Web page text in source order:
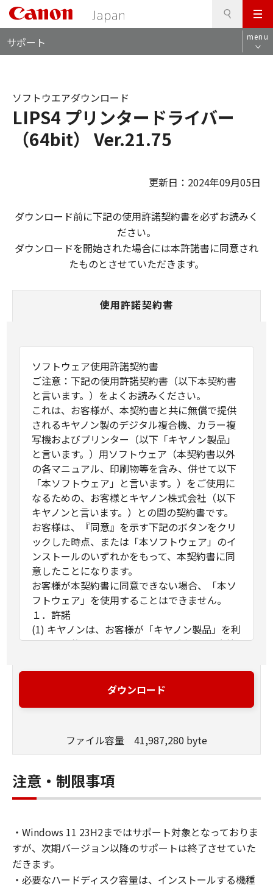
メ
ニ
ュ
サポート menu
LIPS4 プリンタードライバー
（64bit） Ver.21.75
ソフトウエアダウンロード
更新日：2024年09月05日
ダウンロード前に下記の使用許諾契約書を必ずお読みく
ださい。
ダウンロードを開始された場合には本許諾書に同意され
たものとさせていただきます。
使用許諾契約書
ソフトウェア使用許諾契約書
ご注意：下記の使用許諾契約書（以下本契約書
と言います。）をよくお読みください。
これは、お客様が、本契約書と共に無償で提供
されるキヤノン製のデジタル複合機、カラー複
写機およびプリンター（以下「キヤノン製品」
と言います。）用ソフトウェア（本契約書以外
の各マニュアル、印刷物等を含み、併せて以下
「本ソフトウェア」と言います。）をご使用に
なるための、お客様とキヤノン株式会社（以下
キヤノンと言います。）との間の契約書です。
お客様は、『同意』を示す下記のボタンをクリ
ックした時点、または「本ソフトウェア」のイ
ンストールのいずれかをもって、本契約書に同
意したことになります。
お客様が本契約書に同意できない場合、「本ソ
フトウェア」を使用することはできません。
１．許諾
(1) キヤノンは、お客様が「キヤノン製品」を利
用する目的のために、「キヤノン製品」に直接
ンピューター（以下「指定機器」と言いま
す。）において、「本ソフトウェア」を使用
ること、アクセスすること、もしくは実行する
の非独占的権利をお客様に対して許諾します。
お客様は、また「指定機器」にネットワークを
通じて接続されたコンピューター上で、かかる
ェア」を使用させることができますが、かかる
コンピューターの使用者に本契約書上の義務お
よび条件を遵守させるとともに、その履行に関
し全責任を負うことを条件とします。
ダウンロード
ファイル容量 41,987,280 byte
注意・制限事項
・Windows 11 23H2まではサポート対象となっておりま
すが、次期バージョン以降のサポートは終了させていた
だきます。
・必要なハードディスク容量は、インストールする機種